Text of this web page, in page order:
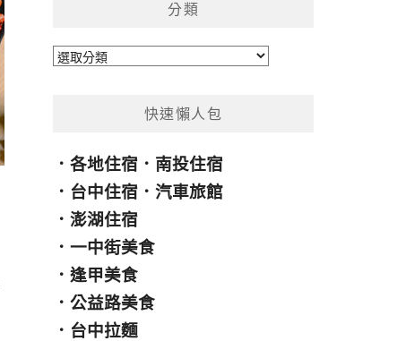
分類
分
快速懶人包
．各地住宿 ． 南投住宿
． 台中住宿 ．汽車旅館
．澎湖住宿
．一中街美食
．逢甲美食
．公益路美食
． 台中拉麵